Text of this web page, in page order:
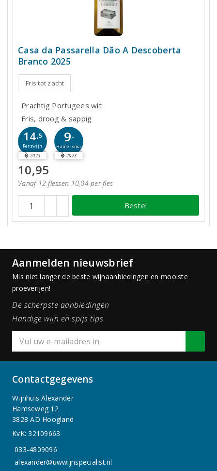
Casa da Passarella Dão A Descoberta
Branco 2025
Fris tot zacht
Prachtig Portugees wit
Fris, droog & sappig
14,5
Perswijn
2023
9-
Hamersma
2023
10,95
Vanaf 12 flessen 10,04 per fles
Bestel
Aanmelden nieuwsbrief
Mis niet langer de beste wijnaanbiedingen en mooiste
proeverijen!
De scherpste aanbiedingen
Handige wijn en spijs tips
Contactgegevens
Wijnhuis Alexander
Hamseweg 12
3828 AD Hoogland
KvK: 32109663
033-4809096
alexander@uwwijnspecialist.nl